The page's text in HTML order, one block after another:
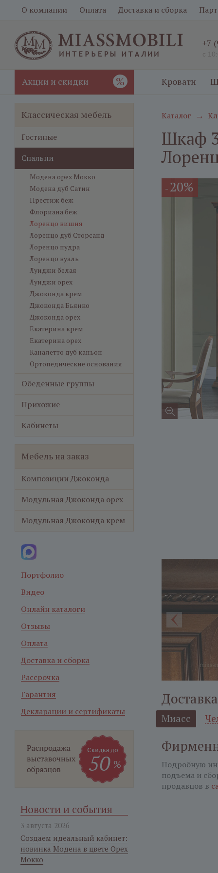
О компании Оплата Доставка и сборка
+7
с
Акции и скидки % Кровати
Каталог →
Шкаф
- 20%
Миасс
Подробную
подъема и
продавцов в
Классическая мебель
Гостиные
Спальни
Модена орех Мокко
Модена дуб Сатин
Престиж беж
Флориана беж
Лоренцо вишня
Лоренцо дуб Сторсанд
Лоренцо пудра
Лоренцо вуаль
Луиджи белая
Луиджи орех
Джоконда крем
Джоконда Бьянко
Джоконда орех
Екатерина крем
Екатерина орех
Каналетто дуб каньон
Ортопедические основания
Обеденные группы
Прихожие
Кабинеты
Мебель на заказ
Композиции Джоконда
Модульная Джоконда орех
Модульная Джоконда крем
Портфолио
Видео
Онлайн каталоги
Отзывы
Оплата
Доставка и сборка
Рассрочка
Гарантия
Декларации и сертификаты
Новости и события
3 августа 2026
Создаем идеальный кабинет:
новинка Модена в цвете Орех
Мокко